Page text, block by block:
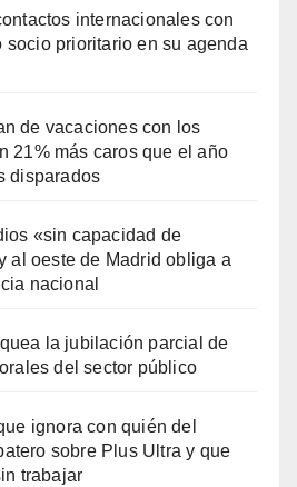
internacionales con
socio prioritario en su agenda
de vacaciones con los
21% más caros que el año
disparados
«sin capacidad de
al oeste de Madrid obliga a
nacional
la jubilación parcial de
del sector público
ignora con quién del
sobre Plus Ultra y que
trabajar